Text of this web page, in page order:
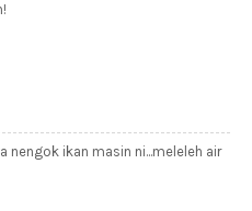
nengok ikan masin ni...meleleh air